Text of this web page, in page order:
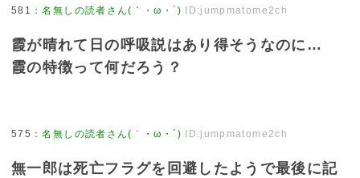
581 ：名無しの読者さん(｀・ω・´) ID:jumpmatome2ch
霞が晴れて日の呼吸説はあり得そうなのに…
霞の特徴って何だろう？
575 ：名無しの読者さん(｀・ω・´) ID:jumpmatome2ch
無一郎は死亡フラグを回避したようで最後に記